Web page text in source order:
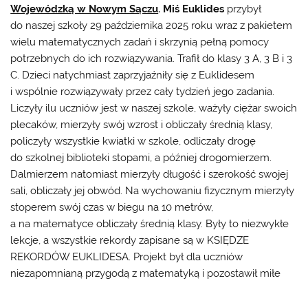
Wojewódzką w Nowym Sączu. Miś Euklides przybył
do naszej szkoły 29 października 2025 roku wraz z pakietem
wielu matematycznych zadań i skrzynią pełną pomocy
potrzebnych do ich rozwiązywania. Trafił do klasy 3 A, 3 B i 3
C. Dzieci natychmiast zaprzyjaźniły się z Euklidesem
i wspólnie rozwiązywały przez cały tydzień jego zadania.
Liczyły ilu uczniów jest w naszej szkole, ważyły ciężar swoich
plecaków, mierzyły swój wzrost i obliczały średnią klasy,
policzyły wszystkie kwiatki w szkole, odliczały drogę
do szkolnej biblioteki stopami, a później drogomierzem.
Dalmierzem natomiast mierzyły długość i szerokość swojej
sali, obliczały jej obwód. Na wychowaniu fizycznym mierzyły
stoperem swój czas w biegu na 10 metrów,
a na matematyce obliczały średnią klasy. Były to niezwykłe
lekcje, a wszystkie rekordy zapisane są w KSIĘDZE
REKORDÓW EUKLIDESA. Projekt był dla uczniów
niezapomnianą przygodą z matematyką i pozostawił miłe